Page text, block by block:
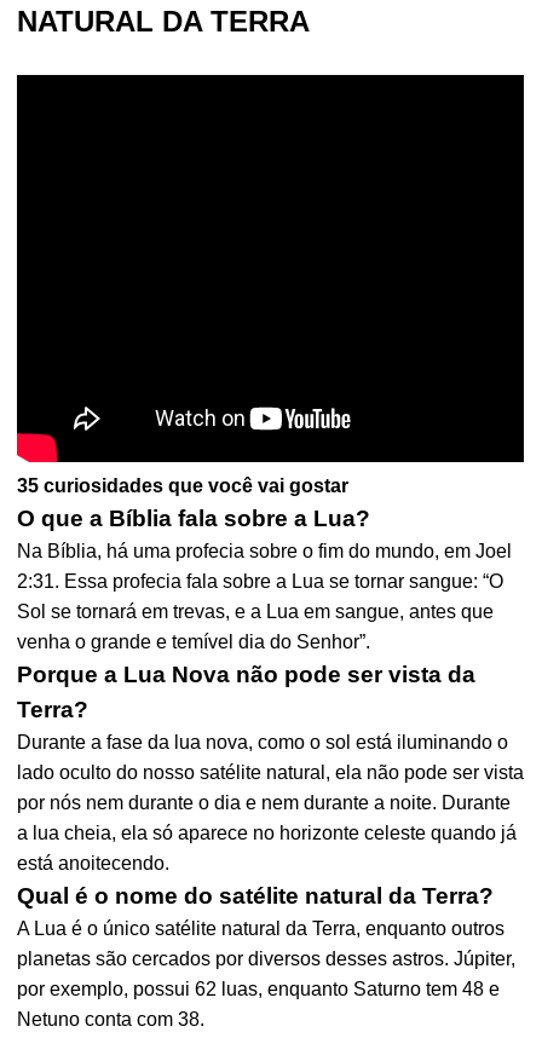
NATURAL DA TERRA
35 curiosidades que você vai gostar
O que a Bíblia fala sobre a Lua?
Na Bíblia, há uma profecia sobre o fim do mundo, em Joel
2:31. Essa profecia fala sobre a Lua se tornar sangue: “O
Sol se tornará em trevas, e a Lua em sangue, antes que
venha o grande e temível dia do Senhor”.
Porque a Lua Nova não pode ser vista da
Terra?
Durante a fase da lua nova, como o sol está iluminando o
lado oculto do nosso satélite natural, ela não pode ser vista
por nós nem durante o dia e nem durante a noite. Durante
a lua cheia, ela só aparece no horizonte celeste quando já
está anoitecendo.
Qual é o nome do satélite natural da Terra?
A Lua é o único satélite natural da Terra, enquanto outros
planetas são cercados por diversos desses astros. Júpiter,
por exemplo, possui 62 luas, enquanto Saturno tem 48 e
Netuno conta com 38.